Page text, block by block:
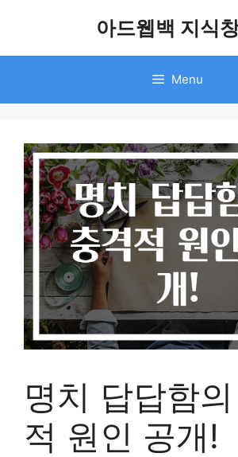
아드웹백 지식
Menu
명치 답답함
적 원인 공개!